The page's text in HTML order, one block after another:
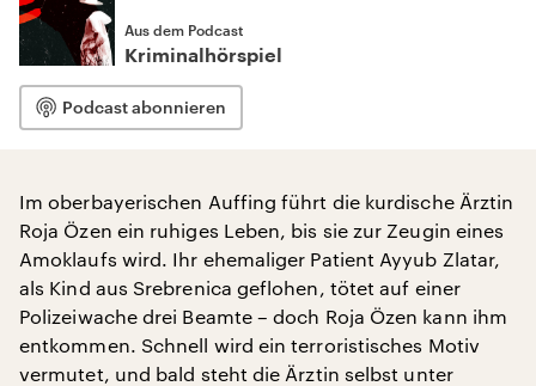
Aus dem Podcast
Kriminalhörspiel
Podcast abonnieren
Im oberbayerischen Auffing führt die kurdische Ärztin
Roja Özen ein ruhiges Leben, bis sie zur Zeugin eines
Amoklaufs wird. Ihr ehemaliger Patient Ayyub Zlatar,
als Kind aus Srebrenica geflohen, tötet auf einer
Polizeiwache drei Beamte – doch Roja Özen kann ihm
entkommen. Schnell wird ein terroristisches Motiv
vermutet, und bald steht die Ärztin selbst unter